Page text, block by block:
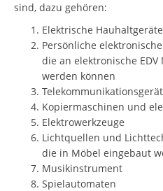
sind, dazu gehören:
Elektrische Hauhaltgeräte
Persönliche
die an elektronische
werden können
Kopiermaschinen und
Elektrowerkzeuge
Lichtquellen und
die in Möbel eingebaut
Musikinstrument
Spielautomaten